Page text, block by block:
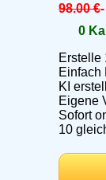
98.00 €
0
Erstelle
Einfach
KI
Eigene
Sofort
10